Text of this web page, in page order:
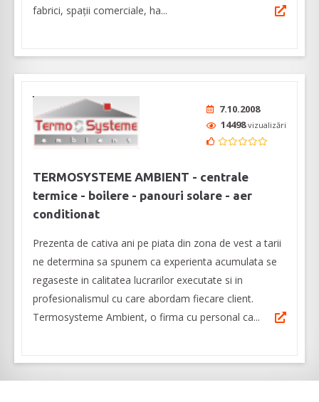
fabrici, spații comerciale, ha...
7.10.2008
14498vizualizări
TERMOSYSTEME AMBIENT - centrale
termice - boilere - panouri solare - aer
conditionat
Prezenta de cativa ani pe piata din zona de vest a tarii
ne determina sa spunem ca experienta acumulata se
regaseste in calitatea lucrarilor executate si in
profesionalismul cu care abordam fiecare client.
Termosysteme Ambient, o firma cu personal ca...